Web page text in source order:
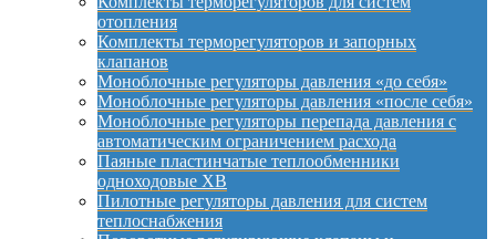
отопления
Комплекты терморегуляторов и запорных
клапанов
Моноблочные регуляторы давления «до себя»
Моноблочные регуляторы давления «после себя»
Моноблочные регуляторы перепада давления с
автоматическим ограничением расхода
Паяные пластинчатые теплообменники
одноходовые XB
Пилотные регуляторы давления для систем
теплоснабжения